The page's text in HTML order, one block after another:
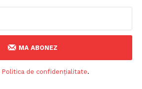
MA ABONEZ
Politica de confidențialitate.